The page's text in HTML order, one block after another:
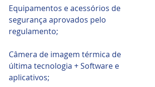
Equipamentos e acessórios de
segurança aprovados pelo
regulamento;
Câmera de imagem térmica de
última tecnologia + Software e
aplicativos;